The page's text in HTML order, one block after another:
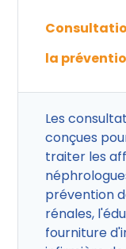
la
Les
conçues
traiter les
prévention
rénales,
fourniture